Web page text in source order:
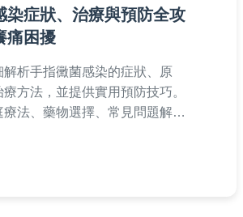
染症狀、治療與預防全攻
痛困擾
析手指黴菌感染的症狀、原
方法，並提供實用預防技巧。
療法、藥物選擇、常見問題解
有受困擾的讀者參考。